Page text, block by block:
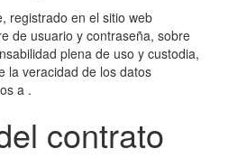
registrado en el sitio web
de usuario y contraseña, sobre
plena de uso y custodia,
la veracidad de los datos
a .
contrato